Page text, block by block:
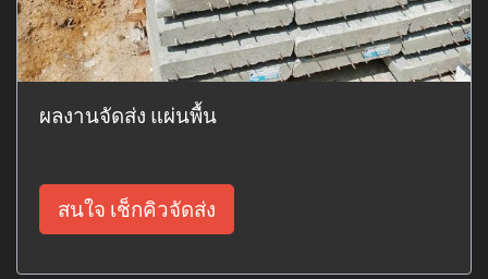
ผลงานจัดส่ง แผ่นพื้น
สนใจ เช็กคิวจัดส่ง